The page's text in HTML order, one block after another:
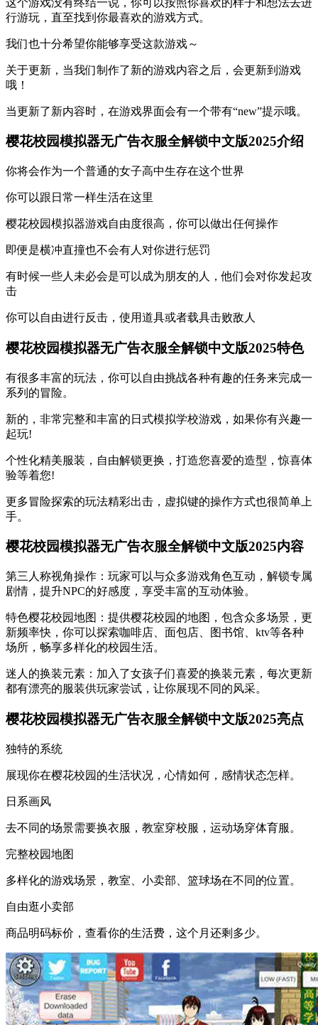
行游玩，直至找到你最喜欢的游戏方式。
我们也十分希望你能够享受这款游戏～
关于更新，当我们制作了新的游戏内容之后，会更新到游戏
哦！
当更新了新内容时，在游戏界面会有一个带有“new”提示哦。
樱花校园模拟器无广告衣服全解锁中文版2025介绍
你将会作为一个普通的女子高中生存在这个世界
你可以跟日常一样生活在这里
樱花校园模拟器游戏自由度很高，你可以做出任何操作
即便是横冲直撞也不会有人对你进行惩罚
有时候一些人未必会是可以成为朋友的人，他们会对你发起攻
击
你可以自由进行反击，使用道具或者载具击败敌人
樱花校园模拟器无广告衣服全解锁中文版2025特色
有很多丰富的玩法，你可以自由挑战各种有趣的任务来完成一
系列的冒险。
新的，非常完整和丰富的日式模拟学校游戏，如果你有兴趣一
起玩!
个性化精美服装，自由解锁更换，打造您喜爱的造型，惊喜体
验等着您!
更多冒险探索的玩法精彩出击，虚拟键的操作方式也很简单上
手。
樱花校园模拟器无广告衣服全解锁中文版2025内容
第三人称视角操作：玩家可以与众多游戏角色互动，解锁专属
剧情，提升NPC的好感度，享受丰富的互动体验。
特色樱花校园地图：提供樱花校园的地图，包含众多场景，更
新频率快，你可以探索咖啡店、面包店、图书馆、ktv等各种
场所，畅享多样化的校园生活。
迷人的换装元素：加入了女孩子们喜爱的换装元素，每次更新
都有漂亮的服装供玩家尝试，让你展现不同的风采。
樱花校园模拟器无广告衣服全解锁中文版2025亮点
独特的系统
展现你在樱花校园的生活状况，心情如何，感情状态怎样。
日系画风
去不同的场景需要换衣服，教室穿校服，运动场穿体育服。
完整校园地图
多样化的游戏场景，教室、小卖部、篮球场在不同的位置。
自由逛小卖部
商品明码标价，查看你的生活费，这个月还剩多少。